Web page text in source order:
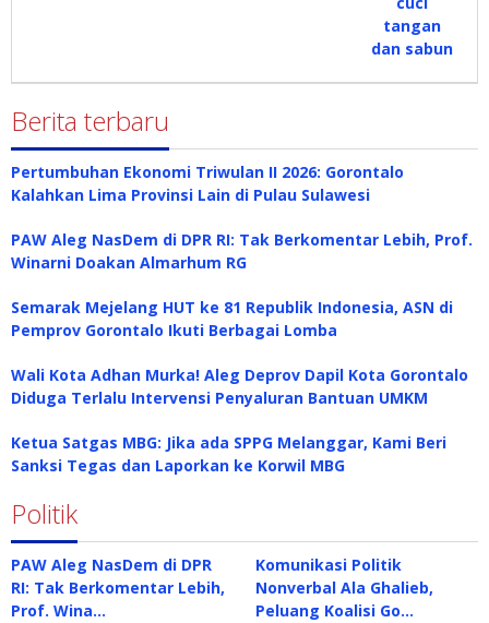
Berita terbaru
Pertumbuhan Ekonomi Triwulan II 2026: Gorontalo
Kalahkan Lima Provinsi Lain di Pulau Sulawesi
PAW Aleg NasDem di DPR RI: Tak Berkomentar Lebih, Prof.
Winarni Doakan Almarhum RG
Semarak Mejelang HUT ke 81 Republik Indonesia, ASN di
Pemprov Gorontalo Ikuti Berbagai Lomba
Wali Kota Adhan Murka! Aleg Deprov Dapil Kota Gorontalo
Diduga Terlalu Intervensi Penyaluran Bantuan UMKM
Ketua Satgas MBG: Jika ada SPPG Melanggar, Kami Beri
Sanksi Tegas dan Laporkan ke Korwil MBG
Politik
PAW Aleg NasDem di DPR
RI: Tak Berkomentar Lebih,
Prof. Wina…
Komunikasi Politik
Nonverbal Ala Ghalieb,
Peluang Koalisi Go…